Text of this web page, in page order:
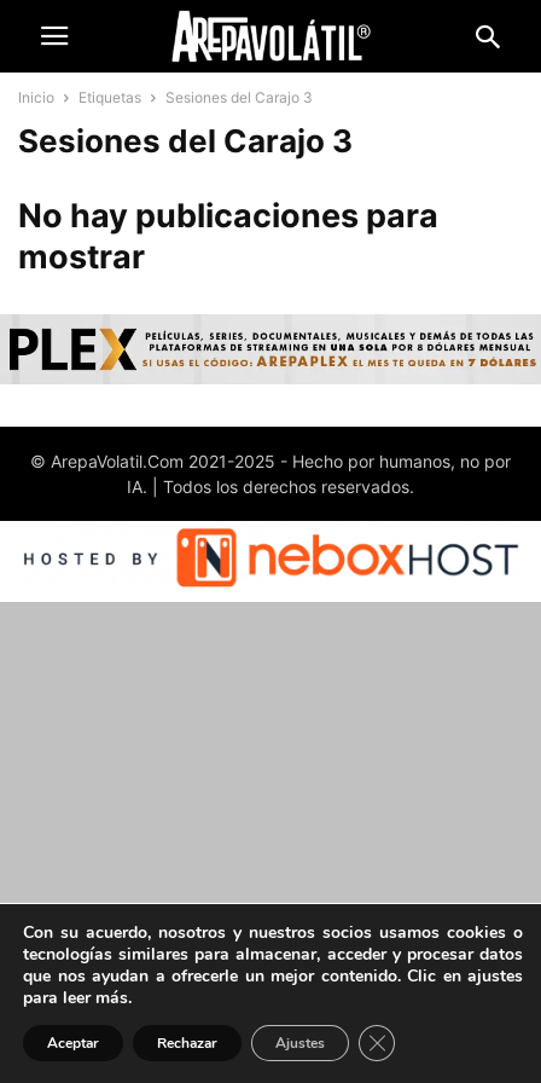
Inicio Etiquetas Sesiones del Carajo 3
Sesiones del Carajo 3
No hay publicaciones para
mostrar
© ArepaVolatil.Com 2021-2025 - Hecho por humanos, no por
IA. | Todos los derechos reservados.
Con su acuerdo, nosotros y nuestros socios usamos cookies o
tecnologías similares para almacenar, acceder y procesar datos
que nos ayudan a ofrecerle un mejor contenido. Clic en ajustes
para leer más.
Aceptar Rechazar Ajustes Cerrar el banner de